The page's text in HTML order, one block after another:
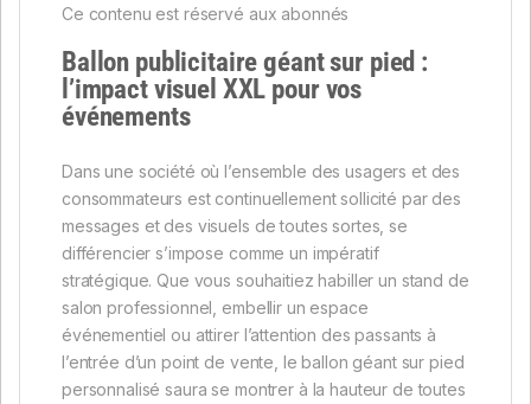
Ce contenu est réservé aux abonnés
Ballon publicitaire géant sur pied :
l’impact visuel XXL pour vos
événements
Dans une société où l’ensemble des usagers et des
consommateurs est continuellement sollicité par des
messages et des visuels de toutes sortes, se
différencier s’impose comme un impératif
stratégique. Que vous souhaitiez habiller un stand de
salon professionnel, embellir un espace
événementiel ou attirer l’attention des passants à
l’entrée d’un point de vente, le ballon géant sur pied
personnalisé saura se montrer à la hauteur de toutes